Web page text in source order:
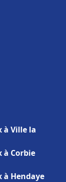
à Ville la
Corbie
Hendaye